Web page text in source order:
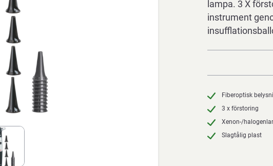
lampa. 3 X
instrument
Fiberoptisk
3 x förstoring
Xenon-/
Slagtålig plast